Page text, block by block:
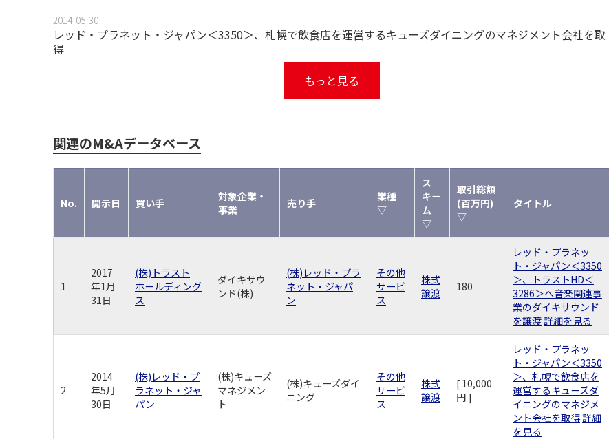
2014-05-30
レッド・プラネット・ジャパン＜3350＞、札幌で飲食店を運営するキューズダイニングのマネジメント会社を取
得
もっと見る
関連のM&Aデータベース
No. 開示日 買い手
対象企業・
事業
売り手
業種
▽
ス
キー
ム
▽
取引総額
(百万円)
▽
タイトル
1
2017
年1月
31日
(株)トラスト
ホールディング
ス
ダイキサウ
ンド(株)
(株)レッド・プラ
ネット・ジャパ
ン
その他
サービ
ス
株式
譲渡
180
レッド・プラネッ
ト・ジャパン＜3350
＞、トラストHD＜
3286＞へ音楽関連事
業のダイキサウンド
を譲渡詳細を見る
2
2014
年5月
30日
(株)レッド・プ
ラネット・ジャ
パン
(株)キューズ
マネジメン
ト
(株)キューズダイ
ニング
その他
サービ
ス
株式
譲渡
[ 10,000
円 ]
レッド・プラネッ
ト・ジャパン＜3350
＞、札幌で飲食店を
運営するキューズダ
イニングのマネジメ
ント会社を取得詳細
を見る